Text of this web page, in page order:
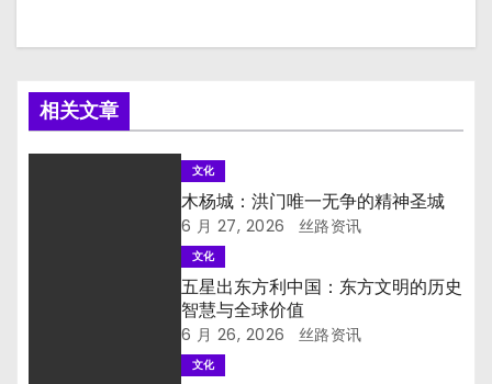
相关文章
文化
木杨城：洪门唯一无争的精神圣城
6 月 27, 2026 丝路资讯
文化
五星出东方利中国：东方文明的历史
智慧与全球价值
6 月 26, 2026 丝路资讯
文化